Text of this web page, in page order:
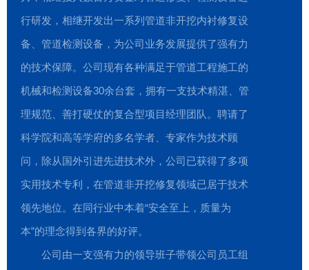
行研发，相继开发出一系列管道非开挖内衬修复设
备、管道检测设备，为公司业务发展提供了强有力
的技术保障。公司现有各种满足于管道工程施工的
机械和检测设备30余台套，拥有一支技术精湛、管
理规范、善打硬仗的复合型项目经理团队。聘请了
科学院和高等学府的多名学者、专家作为技术顾
问，除从国外引进先进技术外，公司已获得了多项
实用技术专利，在管道非开挖修复领域已居于技术
领先地位。在同行业中本着“安全至上，质量为
本”的理念得到各界的好评。
公司由一支强有力的领导班子带领公司员工组